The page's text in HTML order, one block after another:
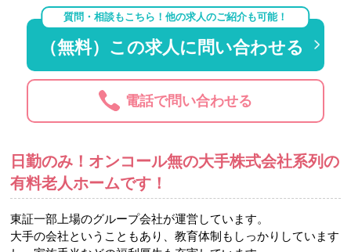
質問・相談もこちら！他の求人のご紹介も可能！
（無料）この求人に問い合わせる
電話で問い合わせる
日勤のみ！オンコール無の大手株式会社系列の
有料老人ホームです！
東証一部上場のグループ会社が運営しています。
大手の会社ということもあり、教育体制もしっかりしています